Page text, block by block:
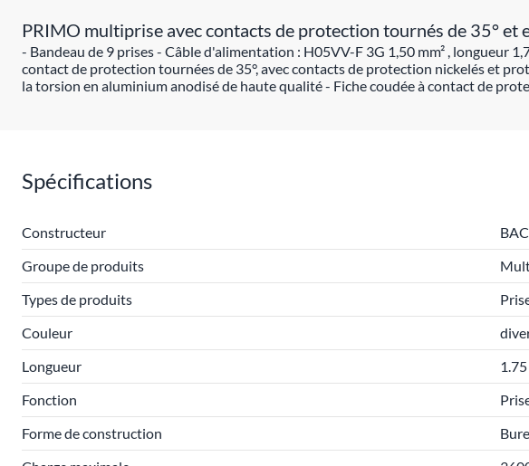
PRIMO multiprise avec contacts de protection tournés de 35°
- Bandeau de 9 prises - Câble d'alimentation : H05VV-F 3G 1,50 mm² , longueur
contact de protection tournées de 35°, avec contacts de protection nickelés et
la torsion en aluminium anodisé de haute qualité - Fiche coudée à contact de
Spécifications
Constructeur
Groupe de produits
Types de produits
Couleur
Longueur
Fonction
Forme de construction